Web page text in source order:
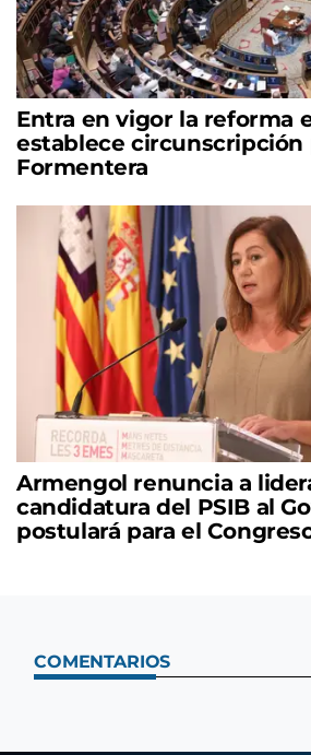
Entra en vigor la reforma
establece circunscripción
Formentera
Armengol renuncia a
candidatura del PSIB al
postulará para el
COMENTARIOS